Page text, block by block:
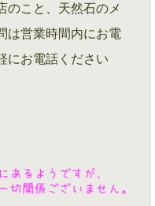
のこと、天然石のメ
は営業時間内にお電
にお電話ください